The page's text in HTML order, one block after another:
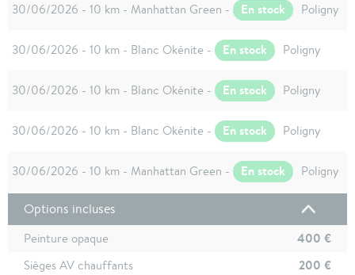
30/06/2026 - 10 km - Manhattan Green - En stock Poligny
30/06/2026 - 10 km - Blanc Okénite - En stock Poligny
30/06/2026 - 10 km - Blanc Okénite - En stock Poligny
30/06/2026 - 10 km - Blanc Okénite - En stock Poligny
30/06/2026 - 10 km - Manhattan Green - En stock Poligny
Options incluses
Peinture opaque 400 €
Sièges AV chauffants 200 €